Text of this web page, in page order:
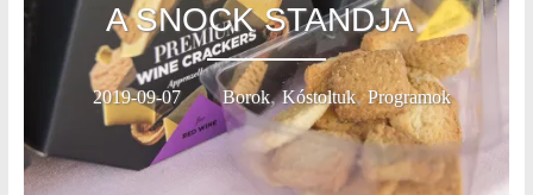
A SNOCK STANDJA
2019-09-07 Borok,Kóstoltuk,Programok